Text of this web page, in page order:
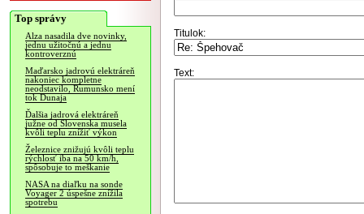
Top správy
Alza nasadila dve novinky,
jednu užitočnú a jednu
kontroverznú
Maďarsko jadrovú elektráreň
nakoniec kompletne
neodstavilo, Rumunsko mení
tok Dunaja
Ďalšia jadrová elektráreň
južne od Slovenska musela
kvôli teplu znížiť výkon
Železnice znižujú kvôli teplu
rýchlosť iba na 50 km/h,
spôsobuje to meškanie
NASA na diaľku na sonde
Voyager 2 úspešne znížila
spotrebu
Titulok:
Text: